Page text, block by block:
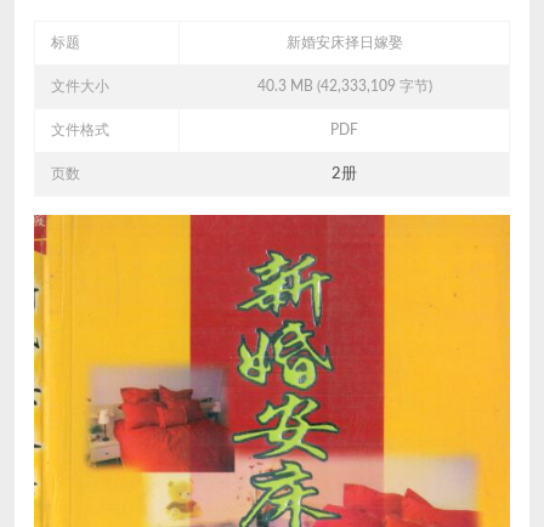
标题 新婚安床择日嫁娶
文件大小 40.3 MB (42,333,109 字节)
文件格式 PDF
页数 2册